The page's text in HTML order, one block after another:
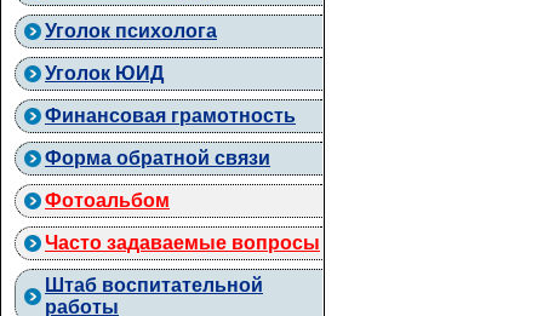
Уголок психолога
Уголок ЮИД
Финансовая грамотность
Форма обратной связи
Фотоальбом
Часто задаваемые вопросы
Штаб воспитательной
работы